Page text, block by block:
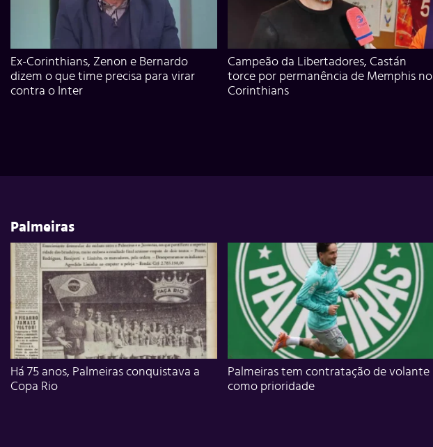
Ex-Corinthians, Zenon e Bernardo
dizem o que time precisa para virar
contra o Inter
Campeão da Libertadores, Castán
torce por permanência de Memphis no
Corinthians
Palmeiras
Há 75 anos, Palmeiras conquistava a
Copa Rio
Palmeiras tem contratação de volante
como prioridade